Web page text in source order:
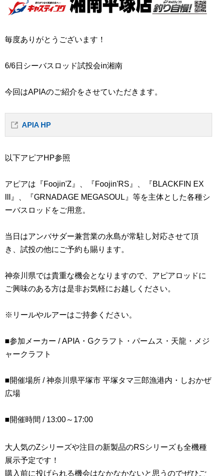
毎度ありがとうございます！
6/6日シーバスロッド試投会in湘南
今回はAPIAのご紹介をさせていただきます。
APIA HP
以下アピアHP参照
アピアは『Foojin'Z』、『Foojin'RS』、『BLACKFIN EX
III』、『GRNADAGE MEGASOUL』等を主体とした各種シ
ーバスロッドをご用意。
当日はアンバサダー兼営業の永島が常駐し対応させて頂
き、試投の他にご予約も賜ります。
神奈川県では貴重な機会となりますので、アピアロッドに
ご興味のある方は是非お気軽にお越しください。
※リールやルアーはご持参ください。
■参加メーカー / APIA・Gクラフト・パームス・天龍・メジ
ャークラフト
■開催場所 / 神奈川県平塚市 平塚タマ三郎漁港内・しおかぜ
広場
■開催時間 / 13:00～17:00
大人気のZシリーズや注目の新製品のRSシリーズも全機種
展示予定です！
購入前に投げられる機会はなかなかないと思うのでぜひご